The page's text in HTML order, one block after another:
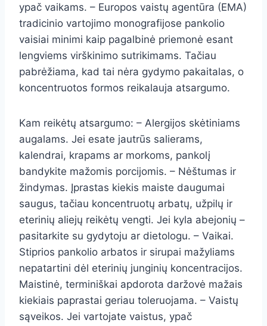
ypač vaikams. – Europos vaistų agentūra (EMA)
tradicinio vartojimo monografijose pankolio
vaisiai minimi kaip pagalbinė priemonė esant
lengviems virškinimo sutrikimams. Tačiau
pabrėžiama, kad tai nėra gydymo pakaitalas, o
koncentruotos formos reikalauja atsargumo.
Kam reikėtų atsargumo: – Alergijos skėtiniams
augalams. Jei esate jautrūs salierams,
kalendrai, krapams ar morkoms, pankolį
bandykite mažomis porcijomis. – Nėštumas ir
žindymas. Įprastas kiekis maiste daugumai
saugus, tačiau koncentruotų arbatų, užpilų ir
eterinių aliejų reikėtų vengti. Jei kyla abejonių –
pasitarkite su gydytoju ar dietologu. – Vaikai.
Stiprios pankolio arbatos ir sirupai mažyliams
nepatartini dėl eterinių junginių koncentracijos.
Maistinė, terminiškai apdorota daržovė mažais
kiekiais paprastai geriau toleruojama. – Vaistų
sąveikos. Jei vartojate vaistus, ypač